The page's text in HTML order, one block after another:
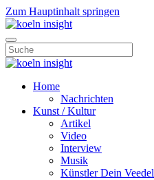
Zum Hauptinhalt springen
Home
Nachrichten
Kunst / Kultur
Artikel
Video
Interview
Musik
Künstler Dein Veedel